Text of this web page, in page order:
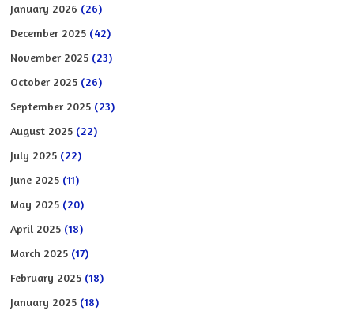
January 2026 (26)
December 2025 (42)
November 2025 (23)
October 2025 (26)
September 2025 (23)
August 2025 (22)
July 2025 (22)
June 2025 (11)
May 2025 (20)
April 2025 (18)
March 2025 (17)
February 2025 (18)
January 2025 (18)